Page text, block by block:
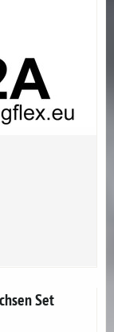
Set